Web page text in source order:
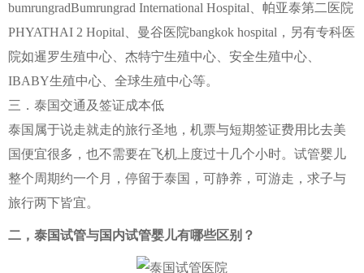
bumrungradBumrungrad International Hospital、帕亚泰第二医院
PHYATHAI 2 Hopital、曼谷医院bangkok hospital，另有专科医
院如暹罗生殖中心、杰特宁生殖中心、安全生殖中心、
IBABY生殖中心、全球生殖中心等。
三．泰国交通及签证成本低
泰国属于说走就走的旅行圣地，机票与短期签证费用比去美
国便宜很多，也不需要在飞机上度过十几个小时。试管婴儿
整个周期约一个月，停留于泰国，可静养，可游走，求子与
旅行两下皆宜。
二，泰国试管与国内试管婴儿有哪些区别？